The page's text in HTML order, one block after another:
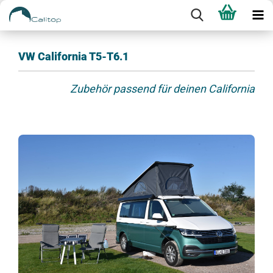
VW California T5-T6.1
Zubehör passend für deinen California